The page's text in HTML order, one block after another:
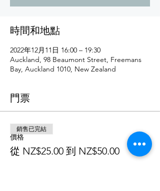
時間和地點
2022年12月11日 16:00 – 19:30
Auckland, 98 Beaumont Street, Freemans
Bay, Auckland 1010, New Zealand
門票
價格
從 NZ$25.00 到 NZ$50.00
銷售已完結